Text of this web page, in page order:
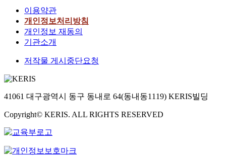
이용약관
개인정보처리방침
개인정보 재동의
기관소개
저작물 게시중단요청
41061 대구광역시 동구 동내로 64(동내동1119) KERIS빌딩
Copyright© KERIS. ALL RIGHTS RESERVED